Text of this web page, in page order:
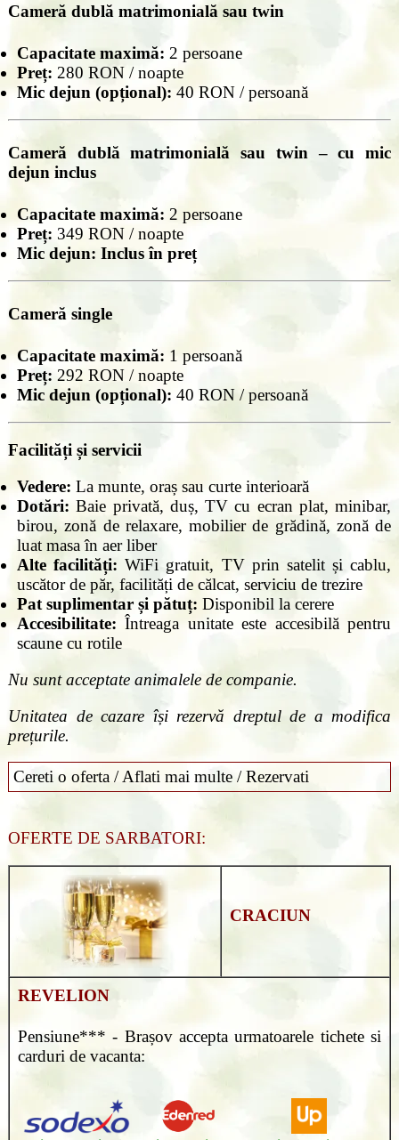
Cameră dublă matrimonială sau twin
Capacitate maximă: 2 persoane
Preț: 280 RON / noapte
Mic dejun (opțional): 40 RON / persoană
Cameră dublă matrimonială sau twin – cu mic
dejun inclus
Capacitate maximă: 2 persoane
Preț: 349 RON / noapte
Mic dejun: Inclus în preț
Cameră single
Capacitate maximă: 1 persoană
Preț: 292 RON / noapte
Mic dejun (opțional): 40 RON / persoană
Facilități și servicii
Vedere: La munte, oraș sau curte interioară
Dotări: Baie privată, duș, TV cu ecran plat, minibar,
birou, zonă de relaxare, mobilier de grădină, zonă de
luat masa în aer liber
Alte facilități: WiFi gratuit, TV prin satelit și cablu,
uscător de păr, facilități de călcat, serviciu de trezire
Pat suplimentar și pătuț: Disponibil la cerere
Accesibilitate: Întreaga unitate este accesibilă pentru
scaune cu rotile
Nu sunt acceptate animalele de companie.
Unitatea de cazare își rezervă dreptul de a modifica
prețurile.
Cereti o oferta / Aflati mai multe / Rezervati
OFERTE DE SARBATORI:
CRACIUN
REVELION
Pensiune*** - Brașov accepta urmatoarele tichete si
carduri de vacanta: